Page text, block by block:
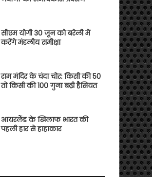
सीएम योगी 30 जून को बरेली में
करेंगे मंडलीय समीक्षा
राम मंदिर के चंदा चोर: किसी की 50
तो किसी की 100 गुना बढ़ी हैसियत
आयरलैंड के खिलाफ भारत की
पहली हार से हाहाकार